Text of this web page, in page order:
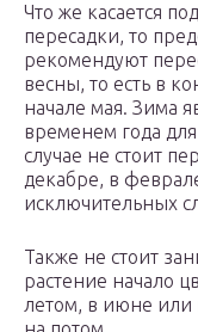
Что же касается
пересадки, то
рекомендуют
весны, то есть в
начале мая. Зима
временем года
случае не стоит
декабре, в
исключительных
Также не стоит
растение начало
летом, в июне или